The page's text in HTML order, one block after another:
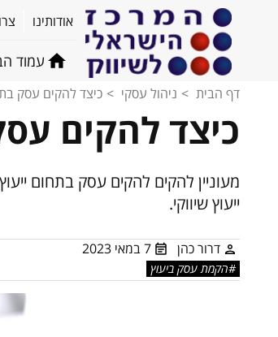
אודותינו
עמוד
דף הבית ניהול עסקי כיצד להקים עסק
כיצד להקים
מעוניין להקים להקים עסק בתחום
ייעוץ שיווקי.
דרור כהן 7 במאי 2023
הקמת עסק ביעוץ